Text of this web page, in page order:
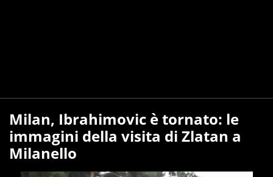
Milan, Ibrahimovic è tornato: le
immagini della visita di Zlatan a
Milanello